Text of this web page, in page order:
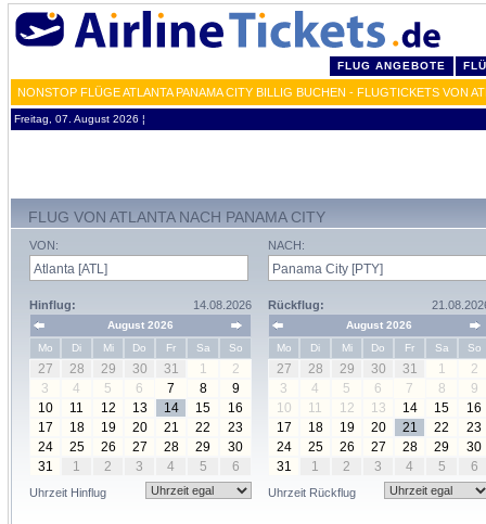
FLUG ANGEBOTE
NONSTOP FLÜGE ATLANTA PANAMA CITY BILLIG BUCHEN - FLUGTICKETS VON
Freitag, 07. August 2026 ¦
FLUG VON ATLANTA NACH PANAMA CITY
VON:
Hinflug: 14.08.2026
August 2026
Mo
Di Mi Do Fr Sa So
27 28 29 30 31 1
2
3
4 5 6 7 8
9
10
11 12 13 14 15
16
17
18 19 20 21 22
23
24
25 26 27 28 29
30
31
1 2 3 4 5 6
Uhrzeit Hinflug
NACH:
Rückflug:
August 2026
Mo
Di Mi Do Fr Sa So
27 28 29 30 31 1
2
3
4 5 6 7 8
9
10
11 12 13 14 15
16
17
18 19 20 21 22
23
24
25 26 27 28 29
30
31
1 2 3 4 5 6
Uhrzeit Rückflug